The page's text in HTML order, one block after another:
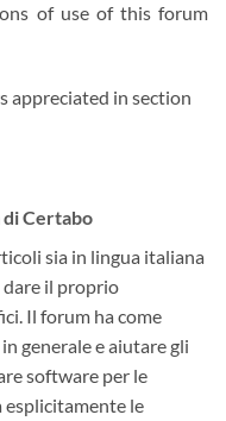
of use of this forum
appreciated in section
Certabo
sia in lingua italiana
il proprio
Il forum ha come
generale e aiutare gli
software per le
esplicitamente le